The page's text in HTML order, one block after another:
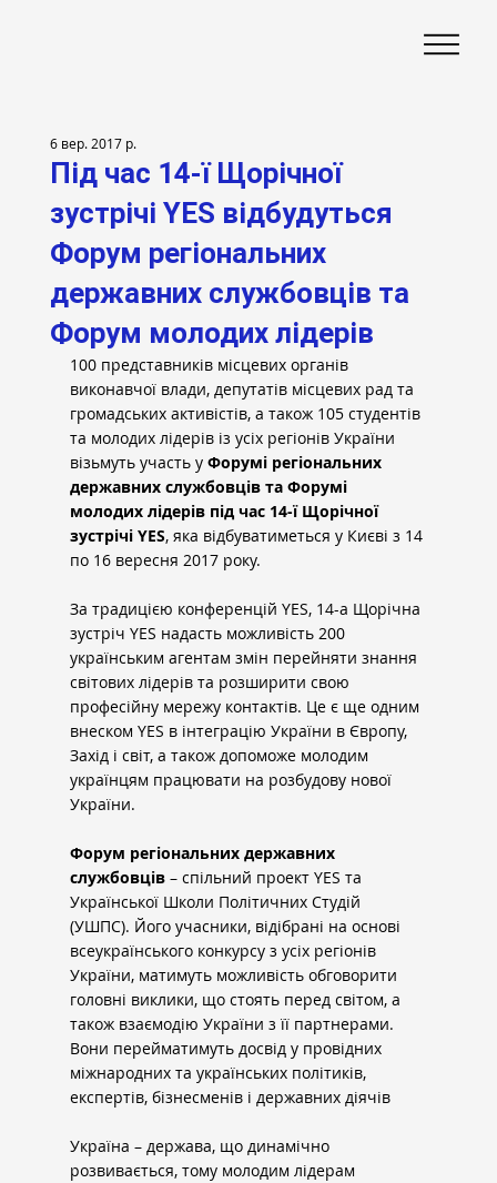
Під час 14-ї Щорічної
зустрічі YES відбудуться
Форум регіональних
державних службовців та
Форум молодих лідерів
6 вер. 2017 р.
100 представників місцевих органів
виконавчої влади, депутатів місцевих рад та
громадських активістів, а також 105 студентів
та молодих лідерів із усіх регіонів України
візьмуть участь у Форумі регіональних
державних службовців та Форумі
молодих лідерів під час 14-ї Щорічної
зустрічі YES, яка відбуватиметься у Києві з 14
по 16 вересня 2017 року.
За традицією конференцій YES, 14-а Щорічна
зустріч YES надасть можливість 200
українським агентам змін перейняти знання
світових лідерів та розширити свою
професійну мережу контактів. Це є ще одним
внеском YES в інтеграцію України в Європу,
Захід і світ, а також допоможе молодим
українцям працювати на розбудову нової
України.
Форум регіональних державних
службовців – спільний проект YES та
Української Школи Політичних Студій
(УШПС). Його учасники, відібрані на основі
всеукраїнського конкурсу з усіх регіонів
України, матимуть можливість обговорити
головні виклики, що стоять перед світом, а
також взаємодію України з її партнерами.
Вони перейматимуть досвід у провідних
міжнародних та українських політиків,
експертів, бізнесменів і державних діячів
Україна – держава, що динамічно
розвивається, тому молодим лідерам